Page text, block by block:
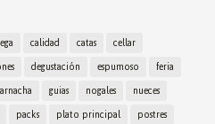
calidad catas
cellar
degustación espumoso
feria
guias nogales
nueces
packs plato principal
postres